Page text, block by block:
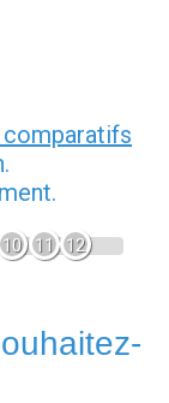
10 11 12